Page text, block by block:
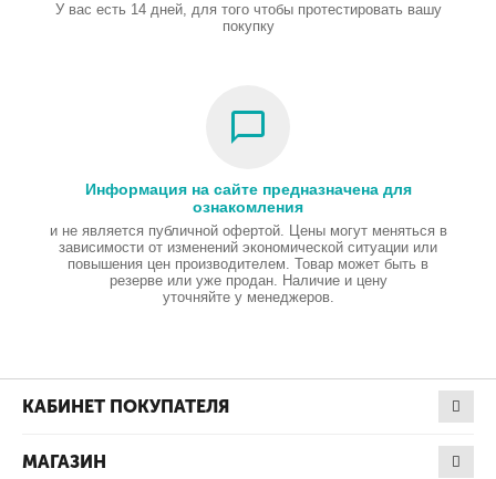
У вас есть 14 дней, для того чтобы протестировать вашу
покупку
Информация на сайте предназначена для
ознакомления
и не является публичной офертой. Цены могут меняться в
зависимости от изменений экономической ситуации или
повышения цен производителем. Товар может быть в
резерве или уже продан. Наличие и цену
уточняйте у менеджеров.
КАБИНЕТ ПОКУПАТЕЛЯ
МАГАЗИН